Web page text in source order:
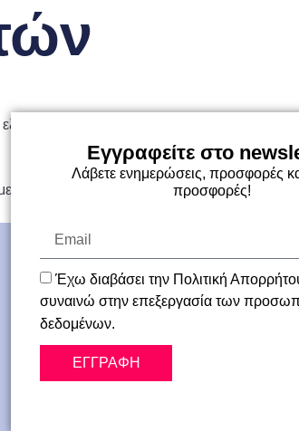
εξυπηρέτησε άμεσα για κάποια φύλλα
Διαθέτει όλα τα υλικά
Εγγραφείτε στο
Λάβετε ενημερώσεις, προσφορές
προσφορές!
Έχω διαβάσει την Πολιτική
συναινώ στην επεξεργασία των
δεδομένων.
ΕΓΓΡΑΦΗ